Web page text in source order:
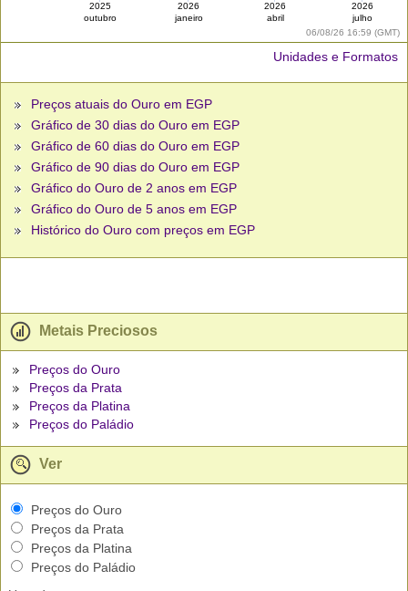
06/08/26 16:59 (GMT)
2025
outubro
2026
janeiro
2026
abril
2026
julho
Unidades e Formatos
Preços atuais do Ouro em EGP
Gráfico de 30 dias do Ouro em EGP
Gráfico de 60 dias do Ouro em EGP
Gráfico de 90 dias do Ouro em EGP
Gráfico do Ouro de 2 anos em EGP
Gráfico do Ouro de 5 anos em EGP
Histórico do Ouro com preços em EGP
Metais Preciosos
Preços do Ouro
Preços da Prata
Preços da Platina
Preços do Paládio
Ver
Preços do Ouro
Preços da Prata
Preços da Platina
Preços do Paládio